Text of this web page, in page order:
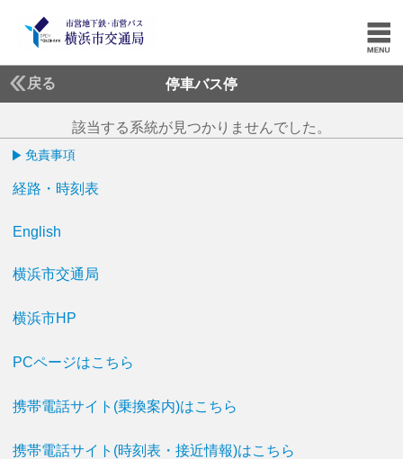
戻る 停車バス停
該当する系統が見つかりませんでした。
免責事項
経路・時刻表
English
横浜市交通局
横浜市HP
PCページはこちら
携帯電話サイト(乗換案内)はこちら
携帯電話サイト(時刻表・接近情報)はこちら